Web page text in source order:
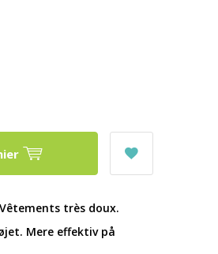
très doux.
Mere effektiv på